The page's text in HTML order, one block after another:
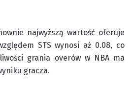
najwyższą wartość oferuje
STS wynosi aż 0.08, co
grania overów w NBA ma
gracza.